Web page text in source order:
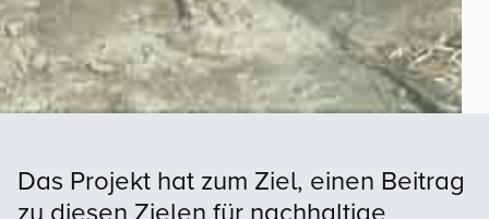
Das Projekt hat zum Ziel, einen Beitrag